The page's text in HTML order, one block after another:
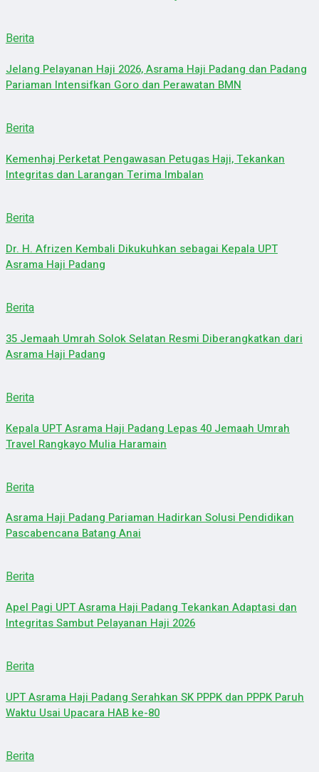
Berita
Jelang Pelayanan Haji 2026, Asrama Haji Padang dan Padang
Pariaman Intensifkan Goro dan Perawatan BMN
Berita
Kemenhaj Perketat Pengawasan Petugas Haji, Tekankan
Integritas dan Larangan Terima Imbalan
Berita
Dr. H. Afrizen Kembali Dikukuhkan sebagai Kepala UPT
Asrama Haji Padang
Berita
35 Jemaah Umrah Solok Selatan Resmi Diberangkatkan dari
Asrama Haji Padang
Berita
Kepala UPT Asrama Haji Padang Lepas 40 Jemaah Umrah
Travel Rangkayo Mulia Haramain
Berita
Asrama Haji Padang Pariaman Hadirkan Solusi Pendidikan
Pascabencana Batang Anai
Berita
Apel Pagi UPT Asrama Haji Padang Tekankan Adaptasi dan
Integritas Sambut Pelayanan Haji 2026
Berita
UPT Asrama Haji Padang Serahkan SK PPPK dan PPPK Paruh
Waktu Usai Upacara HAB ke-80
Berita